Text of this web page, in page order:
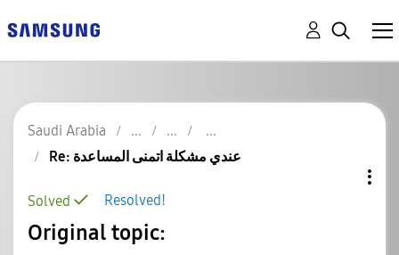
Saudi Arabia
Re: عندي مشكلة اتمنى المساعدة
Resolved!
Solved
Original topic: